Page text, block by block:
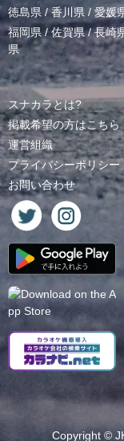
徳島県 /香川県 / 愛媛
福岡県/佐賀県/長崎
県
スナカラとは?
掲載希望の方はこちら
運営組織
プライバシーポリシー
お問い合わせ
Copyright ©